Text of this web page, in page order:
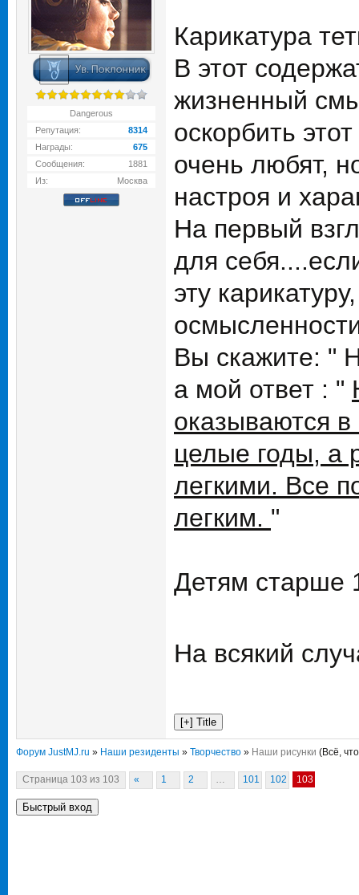
Dangerous
Репутация:
8314
Награды:
675
Сообщения:
1881
Из:
Москва
Карикатура
В этот
жизненный
оскорбить
очень любят,
настроя и
На первый
для
эту
Вы скажите: "
а мой ответ : "
оказываются
целые годы, а
легкими. Все
легким. "
Детям старше
На всякий
Форум JustMJ.ru » Наши резиденты » Творчество » Наши рисунки (Всё,
Страница 103 из 103 « 1 2 … 101 102 103